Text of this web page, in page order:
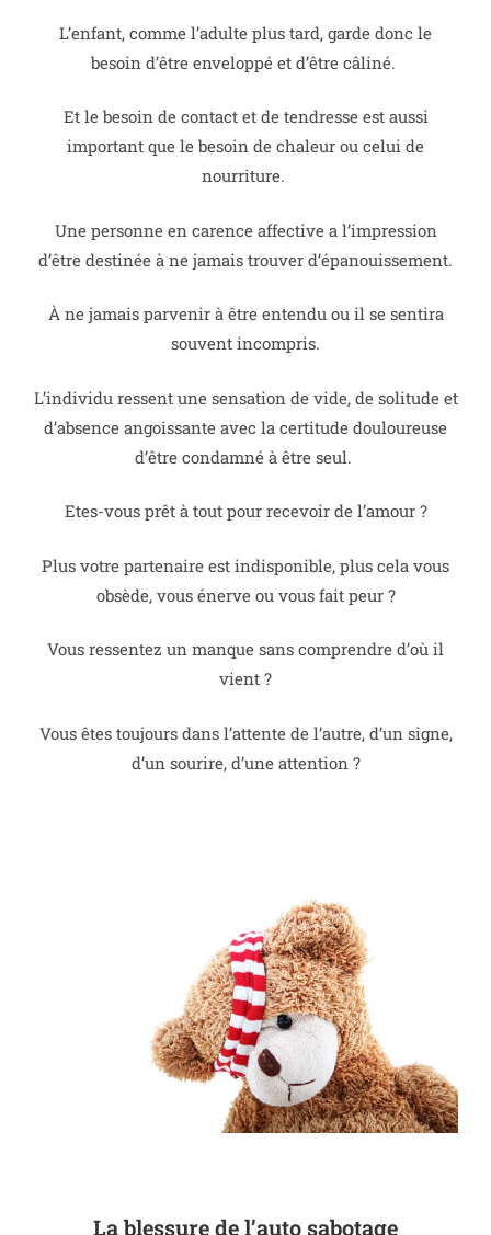
L’enfant, comme l’adulte plus tard, garde donc le
besoin d’être enveloppé et d’être câliné.
Et le besoin de contact et de tendresse est aussi
important que le besoin de chaleur ou celui de
nourriture.
Une personne en carence affective a l’impression
d’être destinée à ne jamais trouver d’épanouissement.
À ne jamais parvenir à être entendu ou il se sentira
souvent incompris.
L’individu ressent une sensation de vide, de solitude et
d’absence angoissante avec la certitude douloureuse
d’être condamné à être seul.
Etes-vous prêt à tout pour recevoir de l’amour ?
Plus votre partenaire est indisponible, plus cela vous
obsède, vous énerve ou vous fait peur ?
Vous ressentez un manque sans comprendre d’où il
vient ?
Vous êtes toujours dans l’attente de l’autre, d’un signe,
d’un sourire, d’une attention ?
La blessure de l’auto sabotage